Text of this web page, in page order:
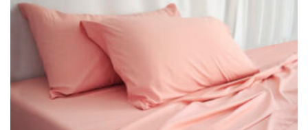
opzioni
scelte
nella
pagina
del